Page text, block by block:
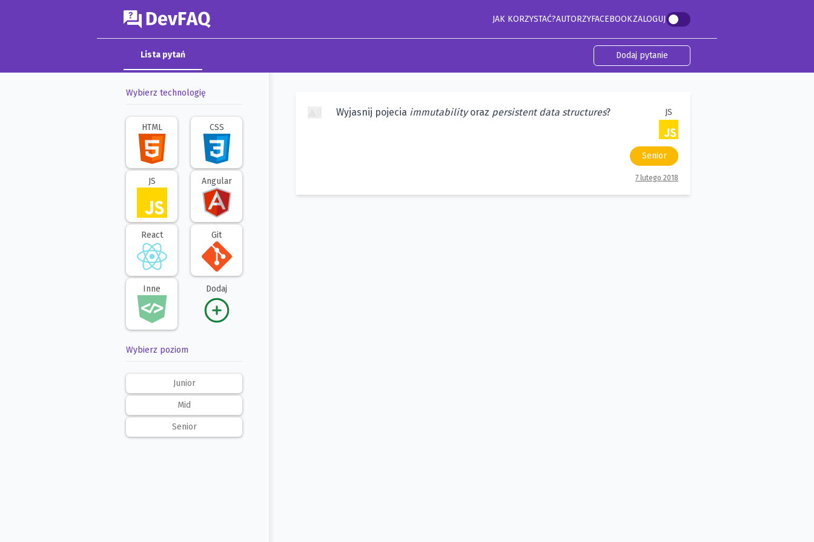
DevFAQ JAK KORZYSTAĆ?AUTORZYFACEBOOKZALOGUJ
Lista pytań Dodaj pytanie
Wybierz technologię
HTML CSS
JS Angular
React Git
Inne Dodaj
Wybierz poziom
Junior
Mid
Senior
Wyjasnij pojecia immutabilityoraz persistent data structures? JS
Senior
7 lutego 2018